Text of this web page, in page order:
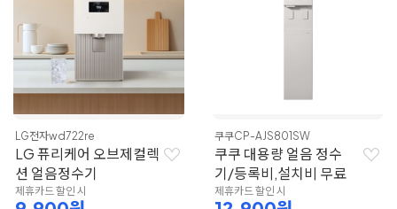
LG전자wd722re
LG 퓨리케어 오브제컬렉
션 얼음정수기
제휴카드 할인 시
쿠쿠CP-AJS801SW
쿠쿠 대용량 얼음 정수
기/등록비,설치비 무료
제휴카드 할인 시